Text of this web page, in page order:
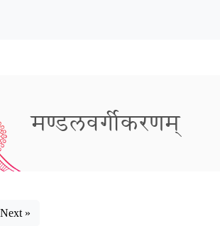
मण्डलवर्गीकरणम्
Next »